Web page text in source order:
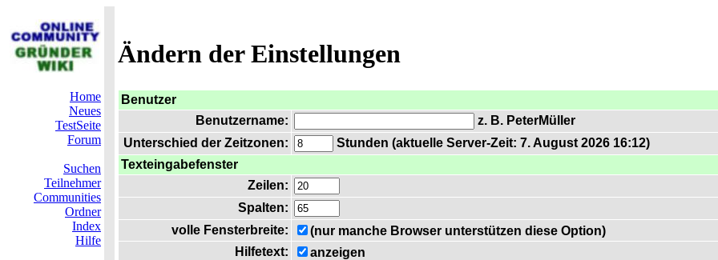
Ändern der Einstellungen
Home
Neues
TestSeite
Forum
Suchen
Teilnehmer
Communities
Ordner
Index
Hilfe
Benutzer
Benutzername:
z. B. PeterMüller
Unterschied der Zeitzonen:
Stunden (aktuelle Server-Zeit: 7. August 2026 16:12)
Texteingabefenster
Zeilen:
Spalten:
volle Fensterbreite:
(nur manche Browser unterstützen diese Option)
Hilfetext:
anzeigen